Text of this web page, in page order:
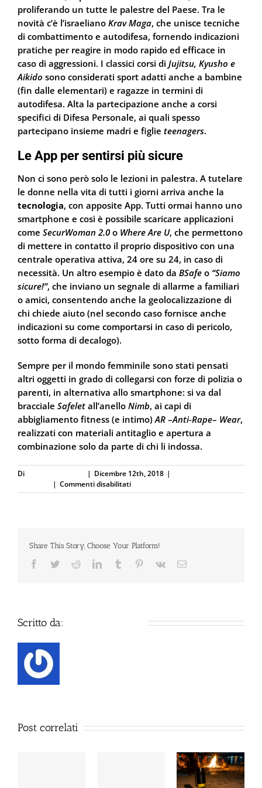
proliferando un tutte le palestre del Paese. Tra le
novità c’è l’israeliano Krav Maga, che unisce tecniche
di combattimento e autodifesa, fornendo indicazioni
pratiche per reagire in modo rapido ed efficace in
caso di aggressioni. I classici corsi di Jujitsu, Kyusho e
Aikido sono considerati sport adatti anche a bambine
(fin dalle elementari) e ragazze in termini di
autodifesa. Alta la partecipazione anche a corsi
specifici di Difesa Personale, ai quali spesso
partecipano insieme madri e figlie teenagers.
Le App per sentirsi più sicure
Non ci sono però solo le lezioni in palestra. A tutelare
le donne nella vita di tutti i giorni arriva anche la
tecnologia, con apposite App. Tutti ormai hanno uno
smartphone e così è possibile scaricare applicazioni
come SecurWoman 2.0 o Where Are U, che permettono
di mettere in contatto il proprio dispositivo con una
centrale operativa attiva, 24 ore su 24, in caso di
necessità. Un altro esempio è dato da BSafe o “Siamo
sicure!”, che inviano un segnale di allarme a familiari
o amici, consentendo anche la geolocalizzazione di
chi chiede aiuto (nel secondo caso fornisce anche
indicazioni su come comportarsi in caso di pericolo,
sotto forma di decalogo).
Sempre per il mondo femminile sono stati pensati
altri oggetti in grado di collegarsi con forze di polizia o
parenti, in alternativa allo smartphone: si va dal
bracciale Safelet all’anello Nimb, ai capi di
abbigliamento fitness (e intimo)AR –Anti-Rape– Wear,
realizzati con materiali antitaglio e apertura a
combinazione solo da parte di chi li indossa.
Di | Dicembre 12th, 2018 |
| Commenti disabilitatisu
Lo
legale?
Cosa
dice
Share This Story, Choose Your Platform!
Facebook
TwitterRedditLinkedInTumblr Pinterest
Vk Email
Scritto da:
Post correlati